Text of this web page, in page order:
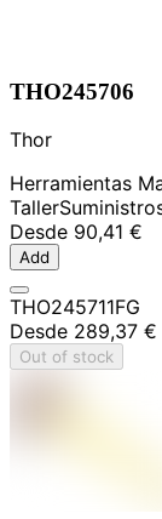
THO245706
Thor
Herramientas
Taller
Desde 90,41 €
Add
THO245711FG
Desde 289,37 €
Out of stock